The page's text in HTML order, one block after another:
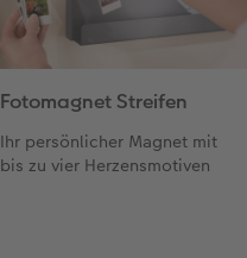
Fotomagnet Streifen
Ihr persönlicher Magnet mit
bis zu vier Herzensmotiven